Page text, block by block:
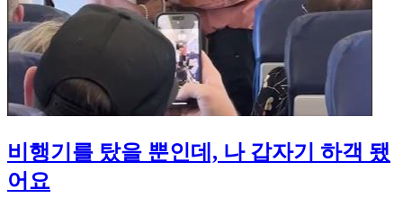
비행기를 탔을 뿐인데, 나 갑자기 하객 됐
어요